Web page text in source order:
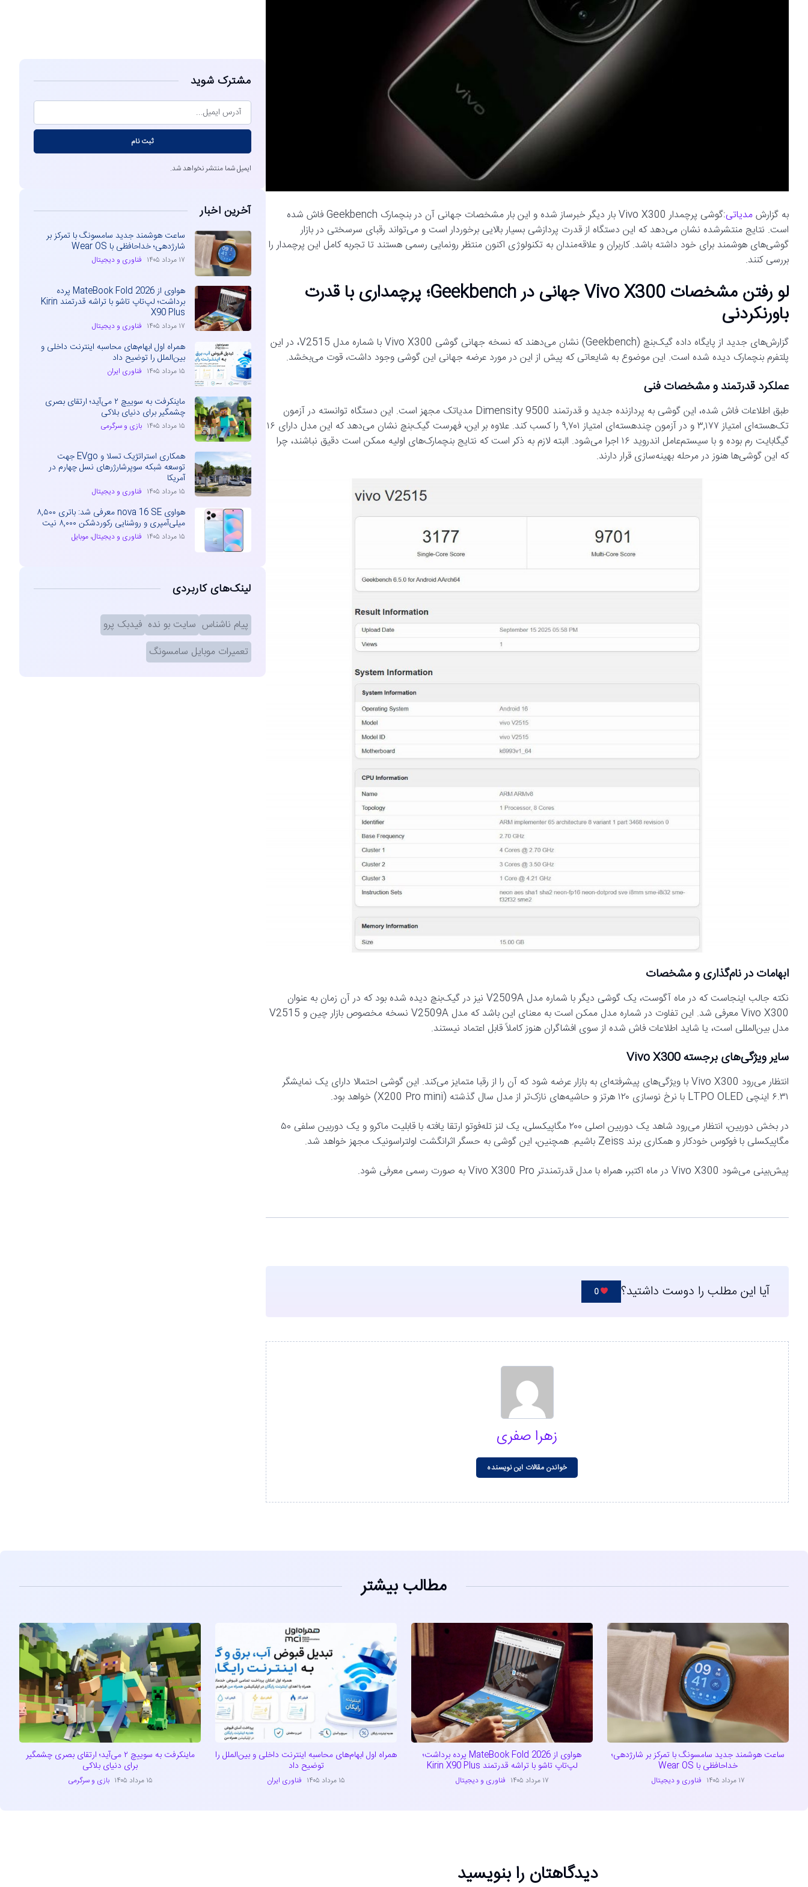
به گزارشمدیاتی
:گوشی پرچمدار Vivo X300 بار دیگر خبرساز شده و این بار مشخصات جهانی آن در بنچمارک Geekbench فاش شده
است. نتایج منتشرشده نشان می‌دهد که این دستگاه از قدرت پردازشی بسیار بالایی برخوردار است و می‌تواند رقبای سرسختی در بازار
گوشی‌های هوشمند برای خود داشته باشد. کاربران و علاقه‌مندان به تکنولوژی اکنون منتظر رونمایی رسمی هستند تا تجربه کامل این پرچمدار را
بررسی کنند.
لو رفتن مشخصات Vivo X300 جهانی در Geekbench؛ پرچمداری با قدرت
باورنکردنی
گزارش‌های جدید از پایگاه داده گیک‌بنچ (Geekbench) نشان می‌دهند که نسخه جهانی گوشی Vivo X300 با شماره مدل V2515، در این
پلتفرم بنچمارک دیده شده است. این موضوع به شایعاتی که پیش از این در مورد عرضه جهانی این گوشی وجود داشت، قوت می‌بخشد.
عملکرد قدرتمند و مشخصات فنی
طبق اطلاعات فاش شده، این گوشی به پردازنده جدید و قدرتمند Dimensity 9500 مدیاتک مجهز است. این دستگاه توانسته در آزمون
تک‌هسته‌ای امتیاز ۳,۱۷۷ و در آزمون چند‌هسته‌ای امتیاز ۹,۷۰۱ را کسب کند. علاوه بر این، فهرست گیک‌بنچ نشان می‌دهد که این مدل دارای ۱۶
گیگابایت رم بوده و با سیستم‌عامل اندروید ۱۶ اجرا می‌شود. البته لازم به ذکر است که نتایج بنچمارک‌های اولیه ممکن است دقیق نباشند، چرا
که این گوشی‌ها هنوز در مرحله بهینه‌سازی قرار دارند.
ابهامات در نام‌گذاری و مشخصات
نکته جالب اینجاست که در ماه آگوست، یک گوشی دیگر با شماره مدل V2509A نیز در گیک‌بنچ دیده شده بود که در آن زمان به عنوان
Vivo X300 معرفی شد. این تفاوت در شماره مدل ممکن است به معنای این باشد که مدل V2509A نسخه مخصوص بازار چین و V2515
مدل بین‌المللی است، یا شاید اطلاعات فاش شده از سوی افشاگران هنوز کاملاً قابل اعتماد نیستند.
سایر ویژگی‌های برجسته Vivo X300
انتظار می‌رود Vivo X300 با ویژگی‌های پیشرفته‌ای به بازار عرضه شود که آن را از رقبا متمایز می‌کند. این گوشی احتمالا دارای یک نمایشگر
۶.۳۱ اینچی LTPO OLED با نرخ نوسازی ۱۲۰ هرتز و حاشیه‌های نازک‌تر از مدل سال گذشته (X200 Pro mini) خواهد بود.
در بخش دوربین، انتظار می‌رود شاهد یک دوربین اصلی ۲۰۰ مگاپیکسلی، یک لنز تله‌فوتو ارتقا یافته با قابلیت ماکرو و یک دوربین سلفی ۵۰
مگاپیکسلی با فوکوس خودکار و همکاری برند Zeiss باشیم. همچنین، این گوشی به حسگر اثرانگشت اولتراسونیک مجهز خواهد شد.
پیش‌بینی می‌شود Vivo X300 در ماه اکتبر، همراه با مدل قدرتمندتر Vivo X300 Pro به صورت رسمی معرفی شود.
آیا این مطلب را دوست داشتید؟ 0
زهرا صفری
خواندن مقالات این نویسنده
مشترک شوید
ثبت نام
ایمیل شما منتشر نخواهد شد.
آخرین اخبار
ساعت هوشمند جدید سامسونگ با تمرکز بر
شارژدهی؛ خداحافظی با Wear OS
۱۷ مرداد ۱۴۰۵ فناوری و دیجیتال
هواوی از MateBook Fold 2026 پرده
برداشت؛ لپ‌تاپ تاشو با تراشه قدرتمند Kirin
X90 Plus
۱۷ مرداد ۱۴۰۵ فناوری و دیجیتال
همراه اول ابهام‌های محاسبه اینترنت داخلی و
بین‌الملل را توضیح داد
۱۵ مرداد ۱۴۰۵ فناوری ایران
ماینکرفت به سوییچ ۲ می‌آید؛ ارتقای بصری
چشمگیر برای دنیای بلاکی
۱۵ مرداد ۱۴۰۵ بازی و سرگرمی
همکاری استراتژیک تسلا و EVgo جهت
توسعه شبکه سوپرشارژرهای نسل چهارم در
آمریکا
۱۵ مرداد ۱۴۰۵ فناوری و دیجیتال
هواوی nova 16 SE معرفی شد: باتری ۸,۵۰۰
میلی‌آمپری و روشنایی رکوردشکن ۸,۰۰۰ نیت
۱۵ مرداد ۱۴۰۵ فناوری و دیجیتال،موبایل
لینک‌های کاربردی
پیام ناشناس سایت بو نده فیدبک پرو
تعمیرات موبایل سامسونگ
مطالب بیشتر
ساعت هوشمند جدید سامسونگ با تمرکز بر شارژدهی؛
خداحافظی با Wear OS
۱۷ مرداد ۱۴۰۵ فناوری و دیجیتال
هواوی از MateBook Fold 2026 پرده برداشت؛
لپ‌تاپ تاشو با تراشه قدرتمند Kirin X90 Plus
۱۷ مرداد ۱۴۰۵ فناوری و دیجیتال
همراه اول ابهام‌های محاسبه اینترنت داخلی و بین‌الملل را
توضیح داد
۱۵ مرداد ۱۴۰۵ فناوری ایران
ماینکرفت به سوییچ ۲ می‌آید؛ ارتقای بصری چشمگیر
برای دنیای بلاکی
۱۵ مرداد ۱۴۰۵ بازی و سرگرمی
دیدگاهتان را بنویسید